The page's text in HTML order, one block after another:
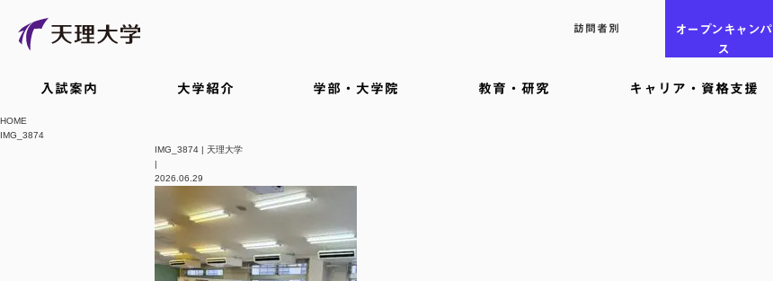
訪問者別 オープン キャンパ
ス
入試案内 大学紹介 学部・大学院 教育・研究 キャリア・資格支援
HOME
IMG_3874
IMG_3874 | 天理大学
|
2026.06.29